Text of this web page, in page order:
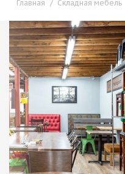
Главная / Складная мебель